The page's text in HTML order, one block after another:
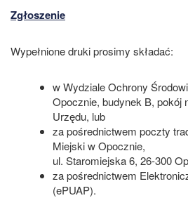
Zgłoszenie
Wypełnione druki prosimy składać:
w Wydziale Ochrony
Opocznie, budynek B, pokój
Urzędu, lub
za pośrednictwem poczty
Miejski w Opocznie,
ul. Staromiejska 6, 26-300
za pośrednictwem
(ePUAP).